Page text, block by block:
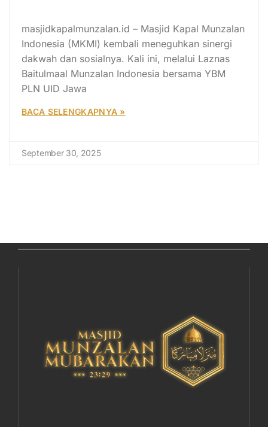
masjidkapalmunzalan.id – Masjid Kapal Munzalan
Indonesia (MKMI) kembali meneguhkan sinergi
dakwah dan sosialnya. Kali ini, melalui Laznas
Baitulmaal Munzalan Indonesia bersama YBM
PLN UID Jawa
BACA SELENGKAPNYA »
September 30, 2025